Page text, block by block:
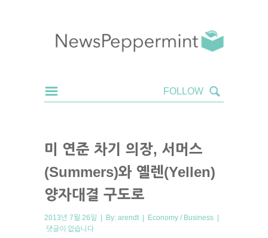
미 연준 차기 의장, 서머스
(Summers)와 옐렌(Yellen)
양자대결 구도로
2013년 7월 26일 | By: arendt | Economy / Business |
댓글이 없습니다